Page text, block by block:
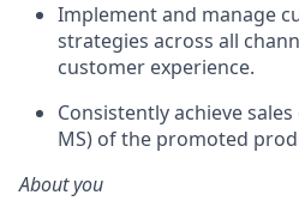
Implement and manage
strategies across all
customer experience.
Consistently achieve
MS) of the promoted
About you